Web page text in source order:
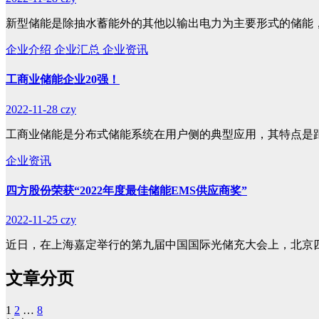
新型储能是除抽水蓄能外的其他以输出电力为主要形式的储
企业介绍 企业汇总 企业资讯
工商业储能企业20强！
2022-11-28 czy
工商业储能是分布式储能系统在用户侧的典型应用，其特点
企业资讯
四方股份荣获“2022年度最佳储能EMS供应商奖”
2022-11-25 czy
近日，在上海嘉定举行的第九届中国国际光储充大会上，北
文章分页
1 2 … 8